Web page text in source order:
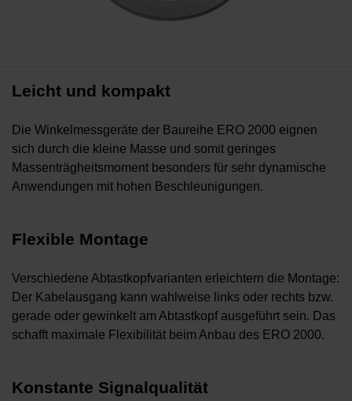
Leicht und kompakt
Die Winkelmessgeräte der Baureihe ERO 2000 eignen
sich durch die kleine Masse und somit geringes
Massenträgheitsmoment besonders für sehr dynamische
Anwendungen mit hohen Beschleunigungen.
Flexible Montage
Verschiedene Abtastkopfvarianten erleichtern die Montage:
Der Kabelausgang kann wahlweise links oder rechts bzw.
gerade oder gewinkelt am Abtastkopf ausgeführt sein. Das
schafft maximale Flexibilität beim Anbau des ERO 2000.
Konstante Signalqualität